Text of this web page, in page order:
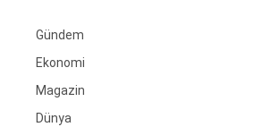
Gündem
Ekonomi
Magazin
Dünya